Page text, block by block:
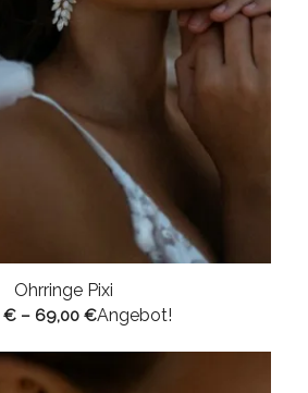
Ohrringe Pixi
€– 69,00 €Angebot!